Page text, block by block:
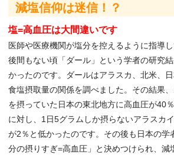
減塩信仰は迷信！？
塩=高血圧は大間違いです
医師や医療機関が塩分を控えるように指導
後間もない頃「ダール」という学者の研究
かったのです。ダールはアラスカ、北米、
食塩摂取量の関係を調べました。その結果
を摂っていた日本の東北地方に高血圧が40
に対し、1日5グラムしか摂らないアラスカ
が2％と低かったのです。その後も日本の学
分の摂りすぎ=高血圧」と決めつけられ、減